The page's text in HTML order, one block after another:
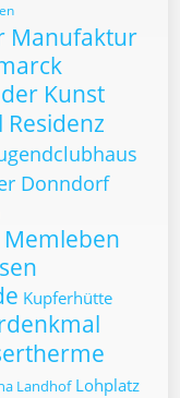
Manufaktur
Kunst
Residenz
Donndorf
Kupferhütte
Landhof Lohplatz